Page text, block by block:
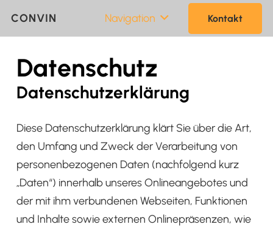
CONVIN Navigation Kontakt
Datenschutz
Datenschutzerklärung
Diese Datenschutzerklärung klärt Sie über die Art,
den Umfang und Zweck der Verarbeitung von
personenbezogenen Daten (nachfolgend kurz
„Daten“) innerhalb unseres Onlineangebotes und
der mit ihm verbundenen Webseiten, Funktionen
und Inhalte sowie externen Onlinepräsenzen, wie